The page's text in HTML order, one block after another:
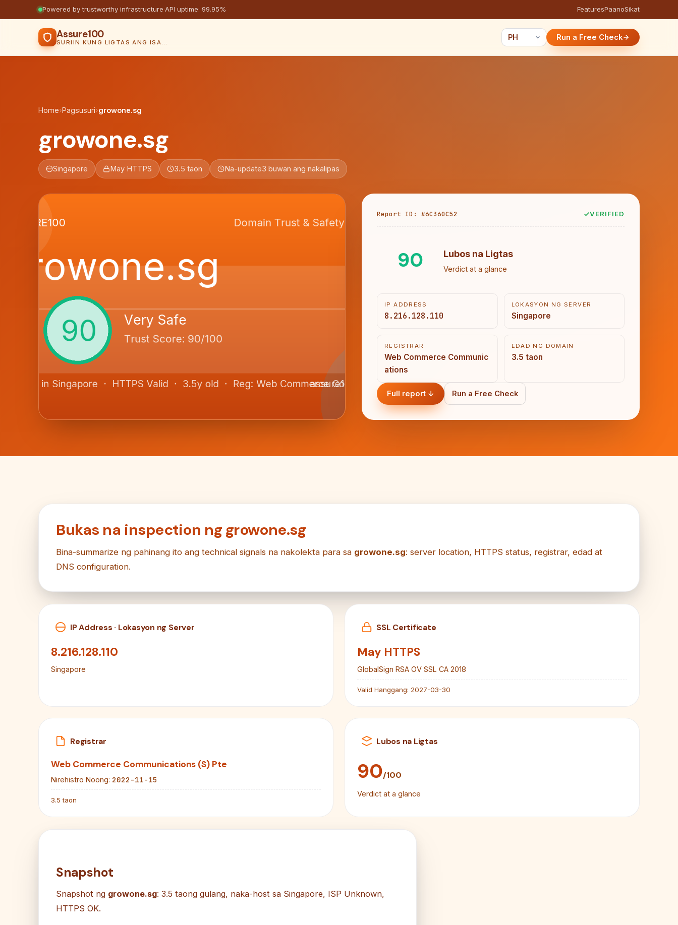
Powered by trustworthy infrastructure·API uptime: 99.95% FeaturesPaanoSikat
Assure100
SURIIN KUNG LIGTAS ANG ISANG WEBSITE
Run a Free Check
Home›Pagsusuri›growone.sg
growone.sg
Singapore May HTTPS 3.5 taon Na-update3 buwan ang nakalipas
Report ID: #6C360C52 VERIFIED
90 Lubos na Ligtas
Verdict at a glance
IP ADDRESS
8.216.128.110
LOKASYON NG SERVER
Singapore
REGISTRAR
Web Commerce Communic
ations
EDAD NG DOMAIN
3.5 taon
Full report ↓ Run a Free Check
Bukas na inspection ng growone.sg
Bina-summarize ng pahinang ito ang technical signals na nakolekta para sa growone.sg: server location, HTTPS status, registrar, edad at
DNS configuration.
IP Address · Lokasyon ng Server
8.216.128.110
Singapore
SSL Certificate
May HTTPS
GlobalSign RSA OV SSL CA 2018
Valid Hanggang: 2027-03-30
Registrar
Web Commerce Communications (S) Pte
Nirehistro Noong: 2022-11-15
3.5 taon
Lubos na Ligtas
90/100
Verdict at a glance
Snapshot
Snapshot ng growone.sg: 3.5 taong gulang, naka-host sa Singapore, ISP Unknown,
HTTPS OK.